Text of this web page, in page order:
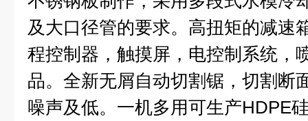
及大口径管的要求。高扭矩的减速
程控制器，触摸屏，电控制系统，
品。全新无屑自动切割锯，切割断
噪声及低。一机多用可生产HDPE